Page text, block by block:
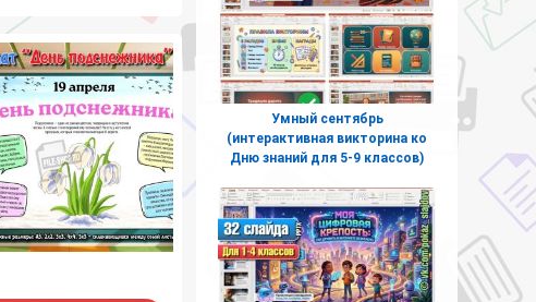
Умный сентябрь
(интерактивная викторина ко
Дню знаний для 5-9 классов)